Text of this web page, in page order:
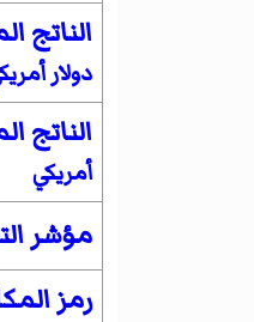
الناتج
دولار
الناتج
أمريكي
مؤشر
رمز